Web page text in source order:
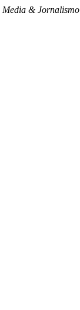
Media & Jornalismo